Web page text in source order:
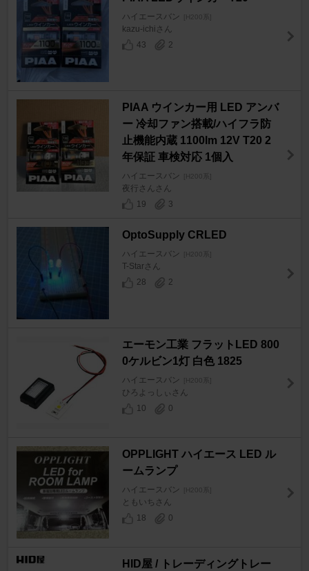
ハイエースバン [H200系]
kazu-ichiさん
43
2
PIAA ウインカー用 LED アンバ
ー 冷却ファン搭載/ハイフラ防
止機能内蔵 1100lm 12V T20 2
年保証 車検対応 1個入
ハイエースバン [H200系]
夜行さんさん
19
3
OptoSupply CRLED
ハイエースバン
T-Starさん
28
2
エーモン工業 フラットLED 800
0ケルビン1灯 白色 1825
ハイエースバン
ひろよっしぃさん
10
0
OPPLIGHT ハイエース LED ル
ームランプ
ハイエースバン
ともいちさん
18
0
HID屋 / トレーディングトレー